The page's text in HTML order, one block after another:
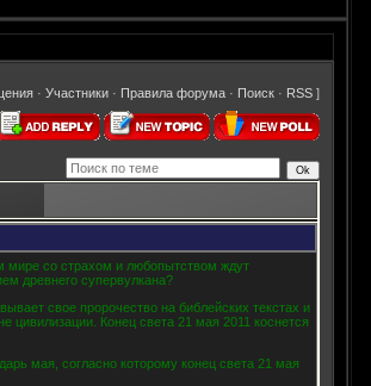
· Участники · Правила форума · Поиск · RSS ]
мире со страхом и любопытством ждут
древнего супервулкана?
свое пророчество на библейских текстах и
цивилизации. Конец света 21 мая 2011 коснется
мая, согласно которому конец света 21 мая